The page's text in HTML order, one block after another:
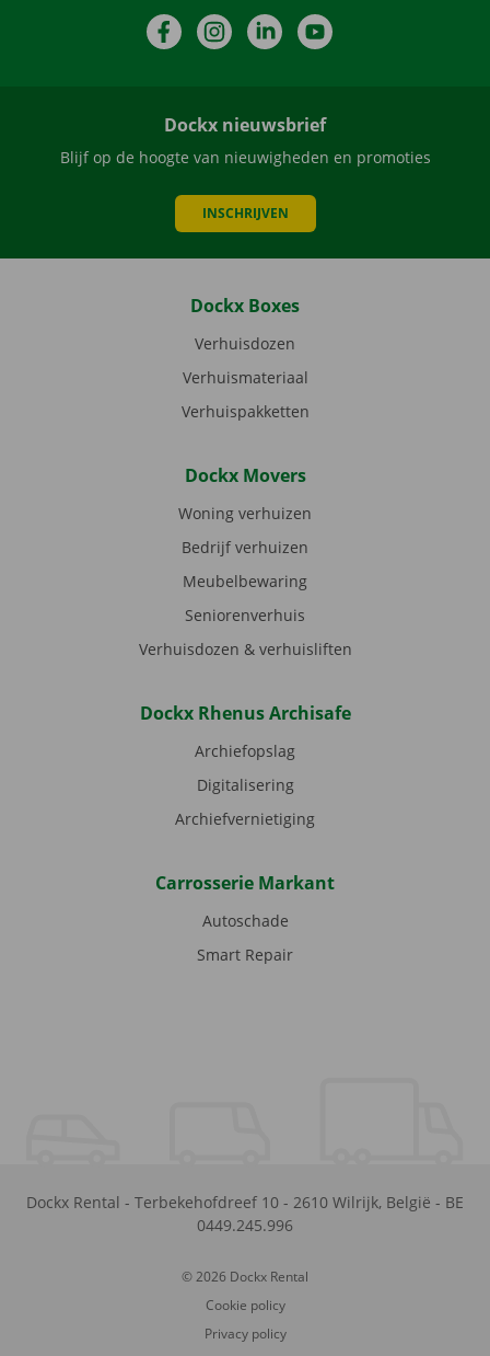
FacebookInstagramLinkedIn
Dockx nieuwsbrief
Blijf op de hoogte van nieuwigheden en promoties
INSCHRIJVEN
Dockx Boxes
Verhuisdozen
Verhuismateriaal
Verhuispakketten
Dockx Movers
Woning verhuizen
Bedrijf verhuizen
Meubelbewaring
Seniorenverhuis
Verhuisdozen & verhuisliften
Dockx Rhenus Archisafe
Archiefopslag
Digitalisering
Archiefvernietiging
Carrosserie Markant
Autoschade
Smart Repair
Dockx Rental - Terbekehofdreef 10 - 2610 Wilrijk, België - BE
0449.245.996
© 2026 Dockx Rental
Cookie policy
Privacy policy